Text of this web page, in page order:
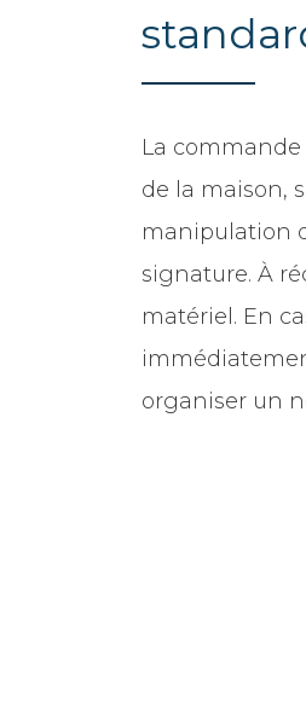
La commande
de la maison,
manipulation
signature. À
matériel. En
organiser un